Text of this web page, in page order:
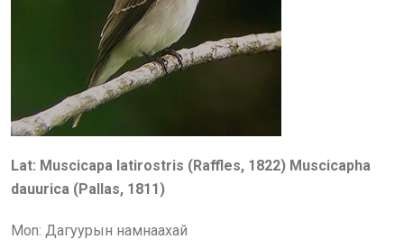
Lat: Muscicapa latirostris (Raffles, 1822) Muscicapha
dauurica (Pallas, 1811)
Mon: Дагуурын намнаахай